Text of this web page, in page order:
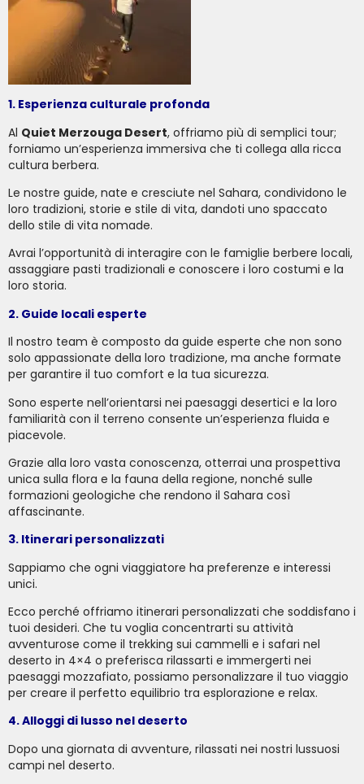
1. Esperienza culturale profonda
Al Quiet Merzouga Desert, offriamo più di semplici tour;
forniamo un’esperienza immersiva che ti collega alla ricca
cultura berbera.
Le nostre guide, nate e cresciute nel Sahara, condividono le
loro tradizioni, storie e stile di vita, dandoti uno spaccato
dello stile di vita nomade.
Avrai l’opportunità di interagire con le famiglie berbere locali,
assaggiare pasti tradizionali e conoscere i loro costumi e la
loro storia.
2. Guide locali esperte
Il nostro team è composto da guide esperte che non sono
solo appassionate della loro tradizione, ma anche formate
per garantire il tuo comfort e la tua sicurezza.
Sono esperte nell’orientarsi nei paesaggi desertici e la loro
familiarità con il terreno consente un’esperienza fluida e
piacevole.
Grazie alla loro vasta conoscenza, otterrai una prospettiva
unica sulla flora e la fauna della regione, nonché sulle
formazioni geologiche che rendono il Sahara così
affascinante.
3. Itinerari personalizzati
Sappiamo che ogni viaggiatore ha preferenze e interessi
unici.
Ecco perché offriamo itinerari personalizzati che soddisfano i
tuoi desideri. Che tu voglia concentrarti su attività
avventurose come il trekking sui cammelli e i safari nel
deserto in 4×4 o preferisca rilassarti e immergerti nei
paesaggi mozzafiato, possiamo personalizzare il tuo viaggio
per creare il perfetto equilibrio tra esplorazione e relax.
4. Alloggi di lusso nel deserto
Dopo una giornata di avventure, rilassati nei nostri lussuosi
campi nel deserto.